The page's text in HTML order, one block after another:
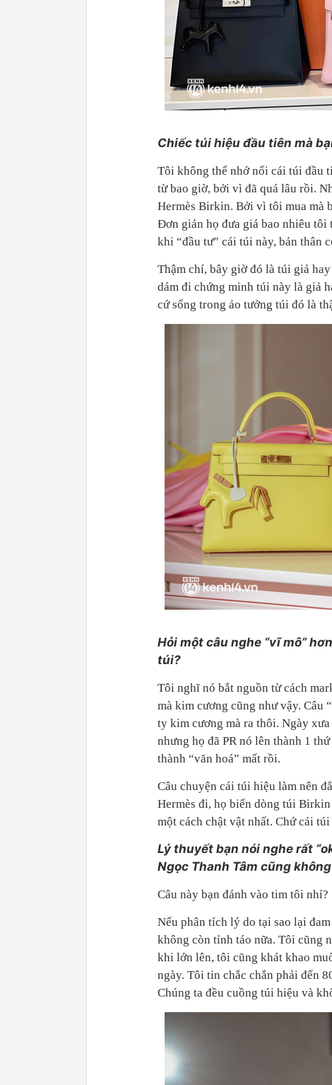
Chiếc túi hiệu đầu tiên mà
Tôi không thể nhớ nổi cái túi đầu
từ bao giờ, bởi vì đã quá lâu rồi.
Hermès Birkin. Bởi vì tôi mua mà
Đơn giản họ đưa giá bao nhiêu tôi
khi “đầu tư” cái túi này, bản thân
Thậm chí, bây giờ đó là túi giả
dám đi chứng minh túi này là giả
cứ sống trong ảo tưởng túi đó là
Hỏi một câu nghe “vĩ mô”
túi?
Tôi nghĩ nó bắt nguồn từ cách
mà kim cương cũng như vậy. Câu
ty kim cương mà ra thôi. Ngày
nhưng họ đã PR nó lên thành 1
thành “văn hoá” mất rồi.
Câu chuyện cái túi hiệu làm nên
Hermès đi, họ biến dòng túi
một cách chật vật nhất. Chứ cái
Lý thuyết bạn nói nghe rất
Ngọc Thanh Tâm cũng
Câu này bạn đánh vào tim tôi nhỉ?
Nếu phân tích lý do tại sao lại
không còn tỉnh táo nữa. Tôi cũng
khi lớn lên, tôi cũng khát khao
ngày. Tôi tin chắc chắn phải đến
Chúng ta đều cuồng túi hiệu và